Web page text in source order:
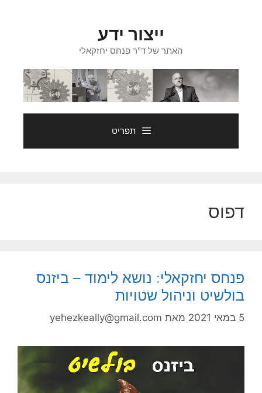
ייצור ידע
האתר של ד"ר פנחס יחזקאלי
תפריט
דפוס
פנחס יחזקאלי: נושא לימוד – ביזנס
בולשיט וניהול שטויות
5 במאי 2021 מאת yehezkeally@gmail.com